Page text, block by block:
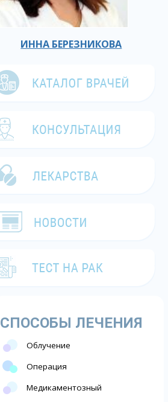
ИННА БЕРЕЗНИКОВА
СПОСОБЫ ЛЕЧЕНИЯ
Облучение
Операция
Медикаментозный